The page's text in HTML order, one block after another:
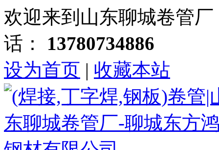
欢迎来到山东聊城卷管
话：
13780734886
设为首页 | 收藏本站